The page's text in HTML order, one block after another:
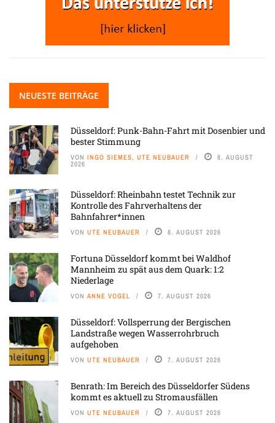
NEUESTE BEITRÄGE
Düsseldorf: Punk-Bahn-Fahrt mit Dosenbier und
bester Stimmung
VON INGO SIEMES, UTE NEUBAUER 8. AUGUST
2026
Düsseldorf: Rheinbahn testet Technik zur
Kontrolle des Fahrverhaltens der
Bahnfahrer*innen
VON UTE NEUBAUER 8. AUGUST 2026
Fortuna Düsseldorf kommt bei Waldhof
Mannheim zu spät aus dem Quark: 1:2
Niederlage
VON ANNE VOGEL 7. AUGUST 2026
Düsseldorf: Vollsperrung der Bergischen
Landstraße wegen Wasserrohrbruch
aufgehoben
VON UTE NEUBAUER 7. AUGUST 2026
Benrath: Im Bereich des Düsseldorfer Südens
kommt es aktuell zu Stromausfällen
VON UTE NEUBAUER 7. AUGUST 2026